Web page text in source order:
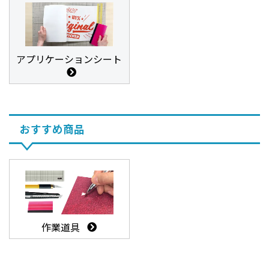
アプリケーションシート
おすすめ商品
作業道具